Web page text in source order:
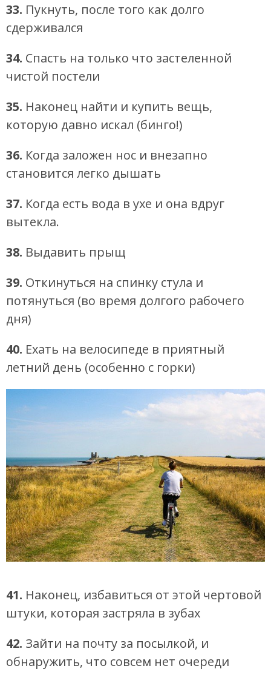
33. Пукнуть, после того как долго
сдерживался
34. Спасть на только что застеленной
чистой постели
35. Наконец найти и купить вещь,
которую давно искал (бинго!)
36. Когда заложен нос и внезапно
становится легко дышать
37. Когда есть вода в ухе и она вдруг
вытекла.
38. Выдавить прыщ
39. Откинуться на спинку стула и
потянуться (во время долгого рабочего
дня)
40. Ехать на велосипеде в приятный
летний день (особенно с горки)
41. Наконец, избавиться от этой чертовой
штуки, которая застряла в зубах
42. Зайти на почту за посылкой, и
обнаружить, что совсем нет очереди